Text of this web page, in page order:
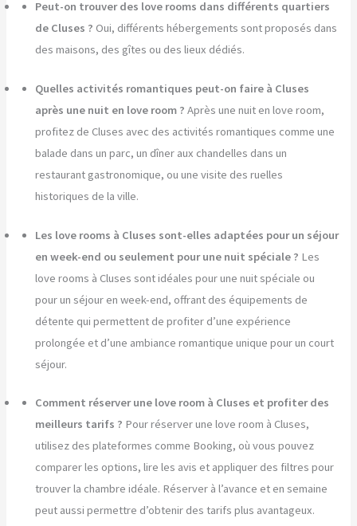
Peut-on trouver des love rooms dans différents quartiers
de Cluses ? Oui, différents hébergements sont proposés dans
des maisons, des gîtes ou des lieux dédiés.
Quelles activités romantiques peut-on faire à Cluses
après une nuit en love room ? Après une nuit en love room,
profitez de Cluses avec des activités romantiques comme une
balade dans un parc, un dîner aux chandelles dans un
restaurant gastronomique, ou une visite des ruelles
historiques de la ville.
Les love rooms à Cluses sont-elles adaptées pour un séjour
en week-end ou seulement pour une nuit spéciale ? Les
love rooms à Cluses sont idéales pour une nuit spéciale ou
pour un séjour en week-end, offrant des équipements de
détente qui permettent de profiter d’une expérience
prolongée et d’une ambiance romantique unique pour un court
séjour.
Comment réserver une love room à Cluses et profiter des
meilleurs tarifs ? Pour réserver une love room à Cluses,
utilisez des plateformes comme Booking, où vous pouvez
comparer les options, lire les avis et appliquer des filtres pour
trouver la chambre idéale. Réserver à l’avance et en semaine
peut aussi permettre d’obtenir des tarifs plus avantageux.